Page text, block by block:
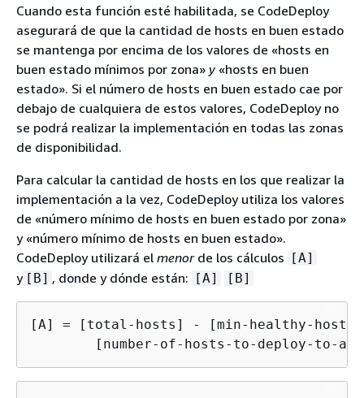
Cuando esta función esté habilitada, se CodeDeploy
asegurará de que la cantidad de hosts en buen estado
se mantenga por encima de los valores de «hosts en
buen estado mínimos por zona» y «hosts en buen
estado». Si el número de hosts en buen estado cae por
debajo de cualquiera de estos valores, CodeDeploy no
se podrá realizar la implementación en todas las zonas
de disponibilidad.
Para calcular la cantidad de hosts en los que realizar la
implementación a la vez, CodeDeploy utiliza los valores
de «número mínimo de hosts en buen estado por zona»
y «número mínimo de hosts en buen estado».
CodeDeploy utilizará el menorde los cálculos [A]
y [B] , donde y dónde están: [A] [B]
[A] = [total-hosts] - [min-healthy-
[number-of-hosts-to-deploy-to-